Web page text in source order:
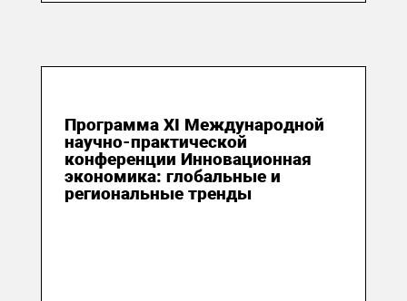
Программа XI Международной
научно-практической
конференции Инновационная
экономика: глобальные и
региональные тренды